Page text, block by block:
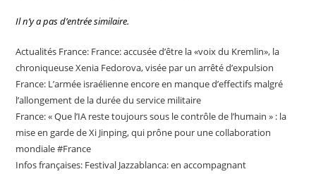
Il n’y a pas d’entrée similaire.
Actualités France: France: accusée d’être la «voix du Kremlin», la
chroniqueuse Xenia Fedorova, visée par un arrêté d’expulsion
France: L’armée israélienne encore en manque d’effectifs malgré
l’allongement de la durée du service militaire
France: « Que l’IA reste toujours sous le contrôle de l’humain » : la
mise en garde de Xi Jinping, qui prône pour une collaboration
mondiale #France
Infos françaises: Festival Jazzablanca: en accompagnant